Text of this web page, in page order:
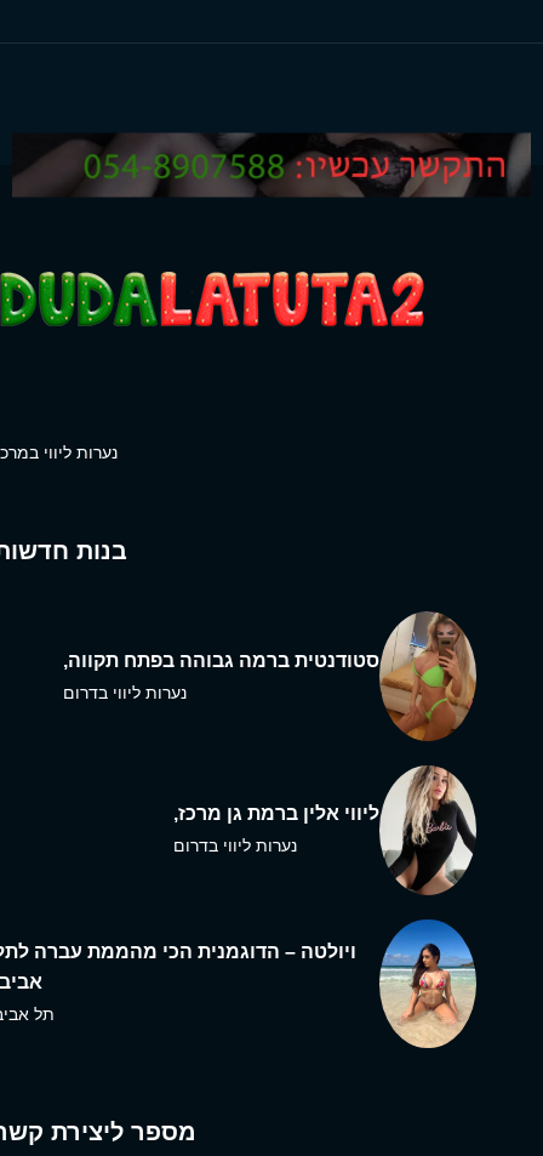
נערות ליווי
בנות
סטודנטית ברמה גבוהה בפתח תקווה,
נערות ליווי בדרום
ליווי אלין ברמת גן מרכז,
נערות ליווי בדרום
ויולטה – הדוגמנית הכי מהממת עברה
תל
מספר ליצירת